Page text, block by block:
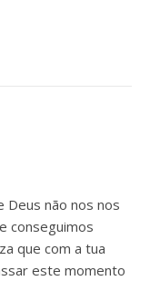
Deus não nos nos
conseguimos
que com a tua
este momento